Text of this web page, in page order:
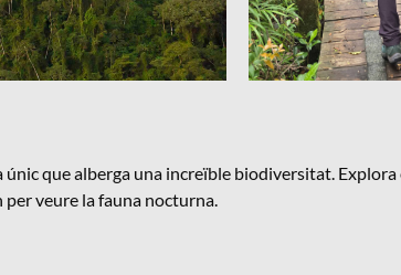
que alberga una increïble biodiversitat.
veure la fauna nocturna.